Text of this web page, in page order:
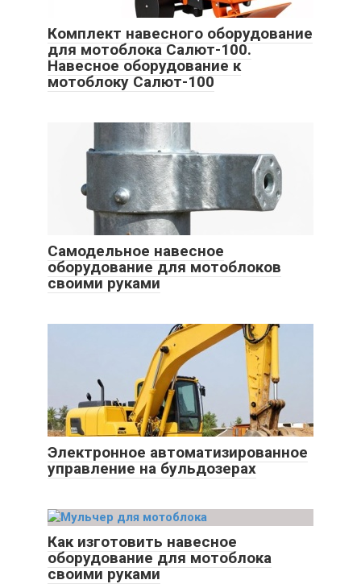
Комплект навесного оборудование
для мотоблока Салют-100.
Навесное оборудование к
мотоблоку Салют-100
Самодельное навесное
оборудование для мотоблоков
своими руками
Электронное автоматизированное
управление на бульдозерах
Как изготовить навесное
оборудование для мотоблока
своими руками